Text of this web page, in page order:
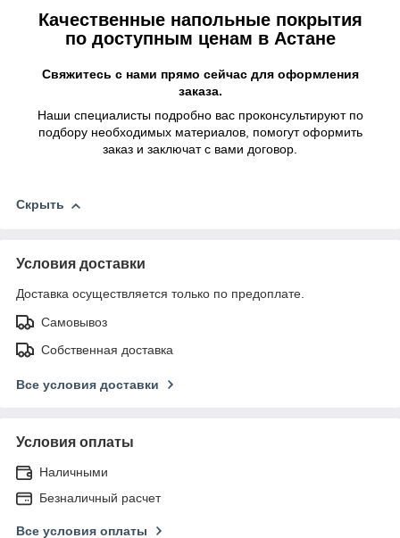
Качественные напольные покрытия
по доступным ценам в Астане
Свяжитесь с нами прямо сейчас для оформления
заказа.
Наши специалисты подробно вас проконсультируют по
подбору необходимых материалов, помогут оформить
заказ и заключат с вами договор.
Скрыть
Условия доставки
Доставка осуществляется только по предоплате.
Самовывоз
Собственная доставка
Все условия доставки
Условия оплаты
Наличными
Безналичный расчет
Все условия оплаты